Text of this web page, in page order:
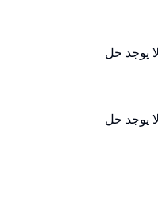
لا يوجد حل
لا يوجد حل